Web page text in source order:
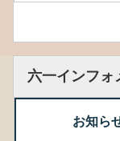
六一インフォ
お知ら